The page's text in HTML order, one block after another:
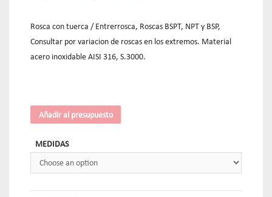
Rosca con tuerca / Entrerrosca, Roscas BSPT, NPT y BSP,
Consultar por variacion de roscas en los extremos. Material
acero inoxidable AISI 316, S.3000.
Añadir al presupuesto
MEDIDAS